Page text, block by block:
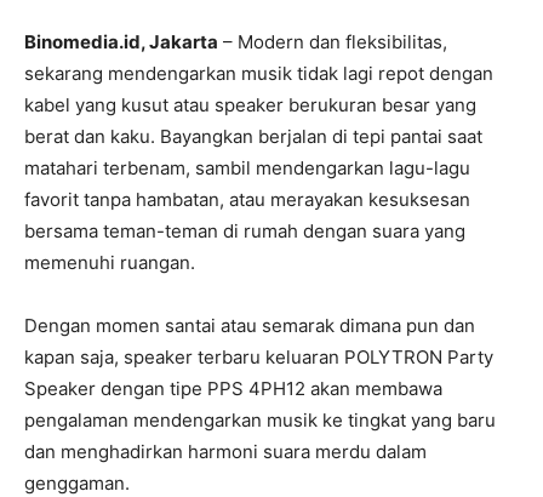
Binomedia.id, Jakarta – Modern dan fleksibilitas,
sekarang mendengarkan musik tidak lagi repot dengan
kabel yang kusut atau speaker berukuran besar yang
berat dan kaku. Bayangkan berjalan di tepi pantai saat
matahari terbenam, sambil mendengarkan lagu-lagu
favorit tanpa hambatan, atau merayakan kesuksesan
bersama teman-teman di rumah dengan suara yang
memenuhi ruangan.
Dengan momen santai atau semarak dimana pun dan
kapan saja, speaker terbaru keluaran POLYTRON Party
Speaker dengan tipe PPS 4PH12 akan membawa
pengalaman mendengarkan musik ke tingkat yang baru
dan menghadirkan harmoni suara merdu dalam
genggaman.